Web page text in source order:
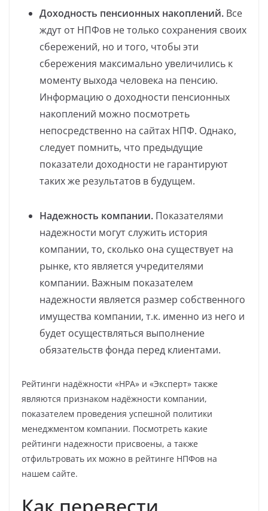
Доходность пенсионных накоплений. Все
ждут от НПФов не только сохранения своих
сбережений, но и того, чтобы эти
сбережения максимально увеличились к
моменту выхода человека на пенсию.
Информацию о доходности пенсионных
накоплений можно посмотреть
непосредственно на сайтах НПФ. Однако,
следует помнить, что предыдущие
показатели доходности не гарантируют
таких же результатов в будущем.
Надежность компании. Показателями
надежности могут служить история
компании, то, сколько она существует на
рынке, кто является учредителями
компании. Важным показателем
надежности является размер собственного
имущества компании, т.к. именно из него и
будет осуществляться выполнение
обязательств фонда перед клиентами.
Рейтинги надёжности «НРА» и «Эксперт» также
являются признаком надёжности компании,
показателем проведения успешной политики
менеджментом компании. Посмотреть какие
рейтинги надежности присвоены, а также
отфильтровать их можно в рейтинге НПФов на
нашем сайте.